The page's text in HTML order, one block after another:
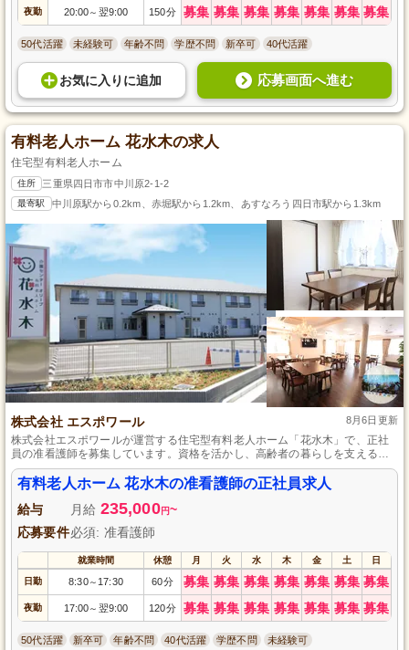
夜勤 20:00～ 翌9:00 150分 募集 募集 募集 募集 募集 募集 募集
50代活躍 未経験可 年齢不問 学歴不問 新卒可 40代活躍
お気に入り に追加 応募画面へ進む
有料老人ホーム 花水木の求人
住宅型有料老人ホーム
住所 三重県四日市市中川原2-1-2
最寄駅 中川原駅から0.2km、赤堀駅から1.2km、あすなろう四日市駅から1.3km
株式会社 エスポワール 8月6日更新
株式会社エスポワールが運営する住宅型有料老人ホーム「花水木」で、正社
員の准看護師を募集しています。資格を活かし、高齢者の暮らしを支えるお
仕事に挑戦しませんか。温かい環境で、やりがいのある看護業務を一緒に行
いましょう。あなたの経験を当施設で活かせるチャンスです。ご応募お待ち
しております。
有料老人ホーム 花水木の准看護師の正社員求人
給与 月給 235,000円~
応募要件必須: 准看護師
就業時間 休憩 月 火 水 木 金 土 日
日勤 8:30～ 17:30 60分 募集 募集 募集 募集 募集 募集 募集
夜勤 17:00～ 翌9:00 120分 募集 募集 募集 募集 募集 募集 募集
50代活躍 新卒可 年齢不問 40代活躍 学歴不問 未経験可